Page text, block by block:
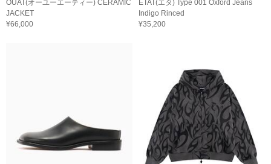
OUAT(オーユーエーティー) CERAMIC
JACKET
¥66,000
ETAT(エタ) Type 001 Oxford Jeans
Indigo Rinced
¥35,200